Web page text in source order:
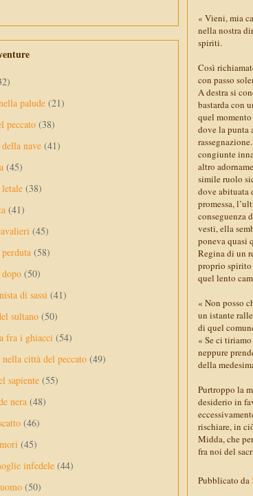
« Vieni, mia
nella nostra
spiriti.
Così
con passo
A destra si
bastarda con
quel
dove la punta
congiunte
altro
simile ruolo
dove abituata
promessa,
conseguenza
vesti, ella
poneva quasi
Regina di un
proprio spirito
quel lento
« Non posso
un istante
di quel
« Se ci
neppure
della
Purtroppo la
desiderio in
rischiare, in
Midda, che
fra noi del
Pubblicato da
palude (21)
peccato (38)
nave (41)
(45)
(38)
(41)
(45)
(58)
(50)
di sassi (41)
sultano (50)
fra i ghiacci (54)
città del peccato (49)
sapiente (55)
nera (48)
(46)
(45)
infedele (44)
(50)